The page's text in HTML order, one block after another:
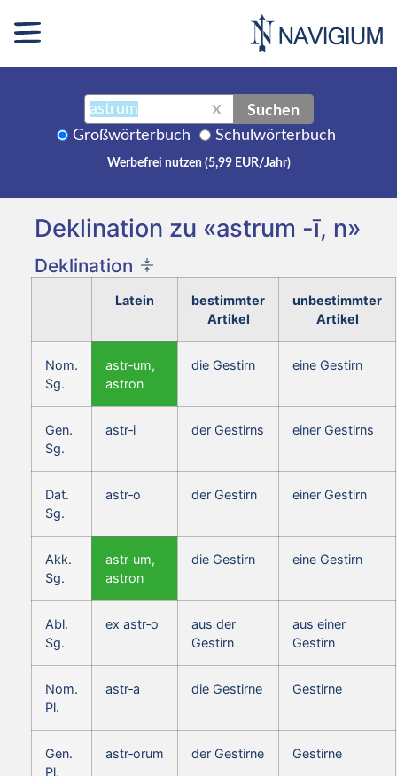
X Suchen
Großwörterbuch Schulwörterbuch
Werbefrei nutzen (5,99 EUR/Jahr)
Deklination zu «astrum -ī, n»
Deklination
Latein
bestimmter
Artikel
unbestimmter
Artikel
Nom.
Sg.
astr‑um,
astron
die Gestirn eine Gestirn
Gen.
Sg.
astr‑i der Gestirns einer Gestirns
Dat.
Sg.
astr‑o der Gestirn einer Gestirn
Akk.
Sg.
astr‑um,
astron
die Gestirn eine Gestirn
Abl.
Sg.
ex astr‑o
aus der
Gestirn
aus einer
Gestirn
Nom.
Pl.
astr‑a die Gestirne Gestirne
Gen.
Pl.
astr‑orum der Gestirne Gestirne